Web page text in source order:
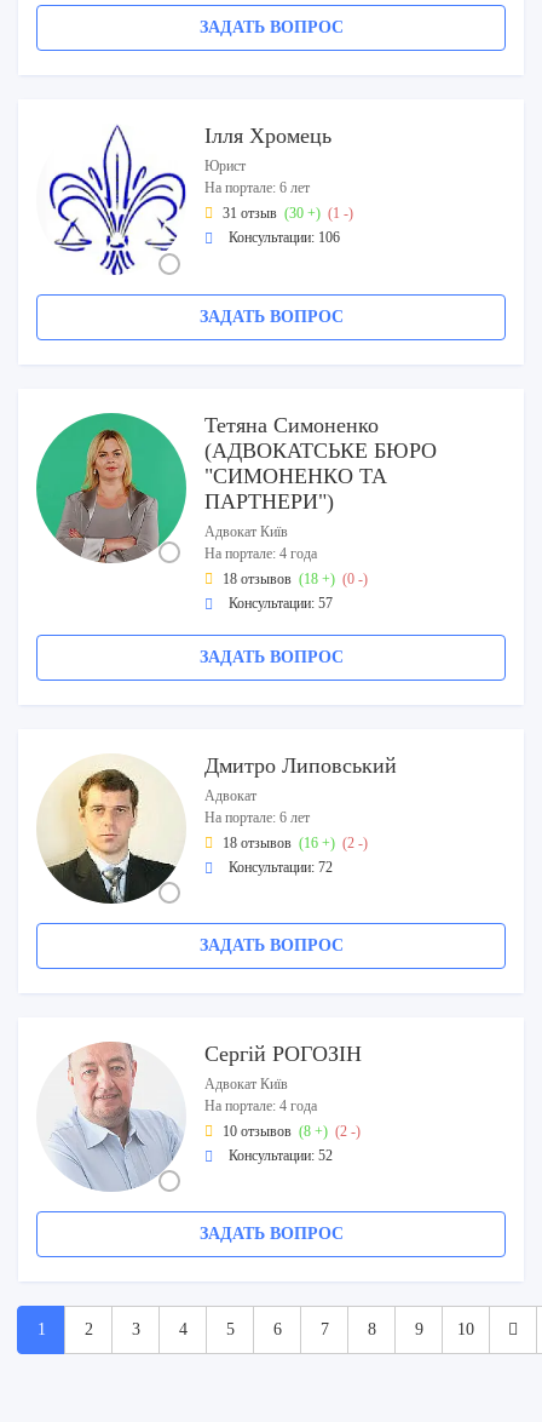
ЗАДАТЬ ВОПРОС
Ілля Хромець
Юрист
На портале: 6 лет
31 отзыв (30 +) (1 -)
Консультации: 106
ЗАДАТЬ ВОПРОС
Тетяна Симоненко
(АДВОКАТСЬКЕ БЮРО
"СИМОНЕНКО ТА
ПАРТНЕРИ")
Адвокат Київ
На портале: 4 года
18 отзывов (18 +) (0 -)
Консультации: 57
ЗАДАТЬ ВОПРОС
Дмитро Липовський
Адвокат
На портале: 6 лет
18 отзывов (16 +) (2 -)
Консультации: 72
ЗАДАТЬ ВОПРОС
Сергій РОГОЗІН
Адвокат Київ
На портале: 4 года
10 отзывов (8 +) (2 -)
Консультации: 52
ЗАДАТЬ ВОПРОС
1 2 3 4 5 6 7 8 9 10